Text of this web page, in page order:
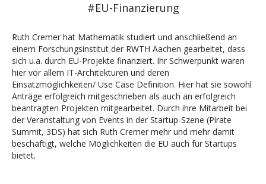
#EU-Finanzierung
Ruth Cremer hat Mathematik studiert und anschließend an
einem Forschungsinstitut der RWTH Aachen gearbeitet, dass
sich u.a. durch EU-Projekte finanziert. Ihr Schwerpunkt waren
hier vor allem IT-Architekturen und deren
Einsatzmöglichkeiten/ Use Case Definition. Hier hat sie sowohl
Anträge erfolgreich mitgeschrieben als auch an erfolgreich
beantragten Projekten mitgearbeitet. Durch ihre Mitarbeit bei
der Veranstaltung von Events in der Startup-Szene (Pirate
Summit, 3DS) hat sich Ruth Cremer mehr und mehr damit
beschäftigt, welche Möglichkeiten die EU auch für Startups
bietet.